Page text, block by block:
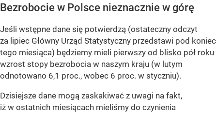
Bezrobocie w Polsce nieznacznie w górę
Jeśli wstępne dane się potwierdzą (ostateczny odczyt
za lipiec Główny Urząd Statystyczny przedstawi pod koniec
tego miesiąca) będziemy mieli pierwszy od blisko pół roku
wzrost stopy bezrobocia w naszym kraju (w lutym
odnotowano 6,1 proc., wobec 6 proc. w styczniu).
Dzisiejsze dane mogą zaskakiwać z uwagi na fakt,
iż w ostatnich miesiącach mieliśmy do czynienia